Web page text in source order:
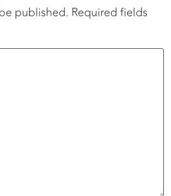
published. Required fields